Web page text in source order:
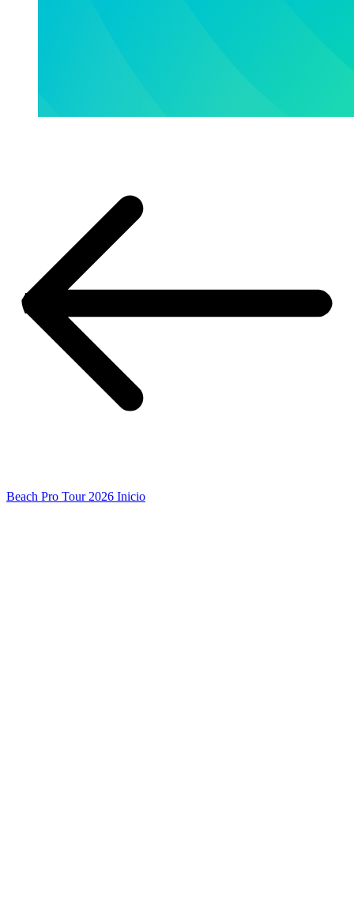
Beach Pro Tour 2026 Inicio